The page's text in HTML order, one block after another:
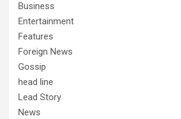
Business
Entertainment
Features
Foreign News
Gossip
head line
Lead Story
News